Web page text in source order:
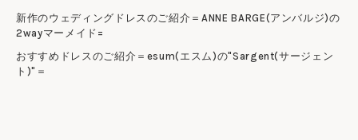
新作のウェディングドレスのご紹介＝ANNE BARGE(アンバルジ)の
2wayマーメイド=
おすすめドレスのご紹介＝esum(エスム)の"Sargent(サージェン
ト)"＝